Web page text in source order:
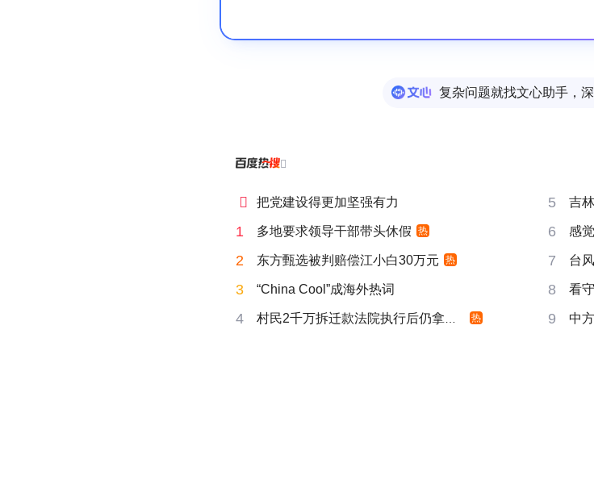
复杂问题就找文心助手，

 把党建设得更加坚强有力 5 吉
1 多地要求领导干部带头休假 热 6 感
2 东方甄选被判赔偿江小白30万元 热 7 台
3 “China Cool”成海外热词 8 看
4 村民2千万拆迁款法院执行后仍拿不到 热 9 中